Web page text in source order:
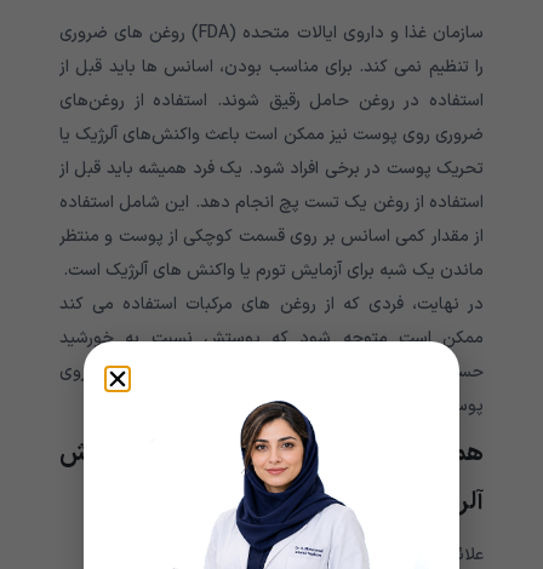
سازمان غذا و داروی ایالات متحده (FDA) روغن های ضروری
را تنظیم نمی کند. برای مناسب بودن، اسانس ها باید قبل از
استفاده در روغن حامل رقیق شوند. استفاده از روغن‌های
ضروری روی پوست نیز ممکن است باعث واکنش‌های آلرژیک یا
تحریک پوست در برخی افراد شود. یک فرد همیشه باید قبل از
استفاده از روغن یک تست پچ انجام دهد. این شامل استفاده
از مقدار کمی اسانس بر روی قسمت کوچکی از پوست و منتظر
ماندن یک شبه برای آزمایش تورم یا واکنش های آلرژیک است.
در نهایت، فردی که از روغن های مرکبات استفاده می کند
ممکن است متوجه شود که پوستش نسبت به خورشید
حساس تر می شود. اگر روغن ضروری رقیق نشده را روی
پوست بمالید، ممکن است دچار سوزش یا التهاب شوید.
همه اسانس ها پتانسیل ایجاد واکنش
آلرژیک را دارند.
علائم واکنش آلرژیک ممکن است شامل موارد زیر باشد: